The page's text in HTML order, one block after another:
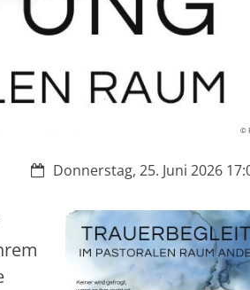
©
Datum:Donnerstag, 25. Juni 2026